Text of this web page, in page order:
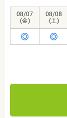
08/07
(金)
08/08
(土)